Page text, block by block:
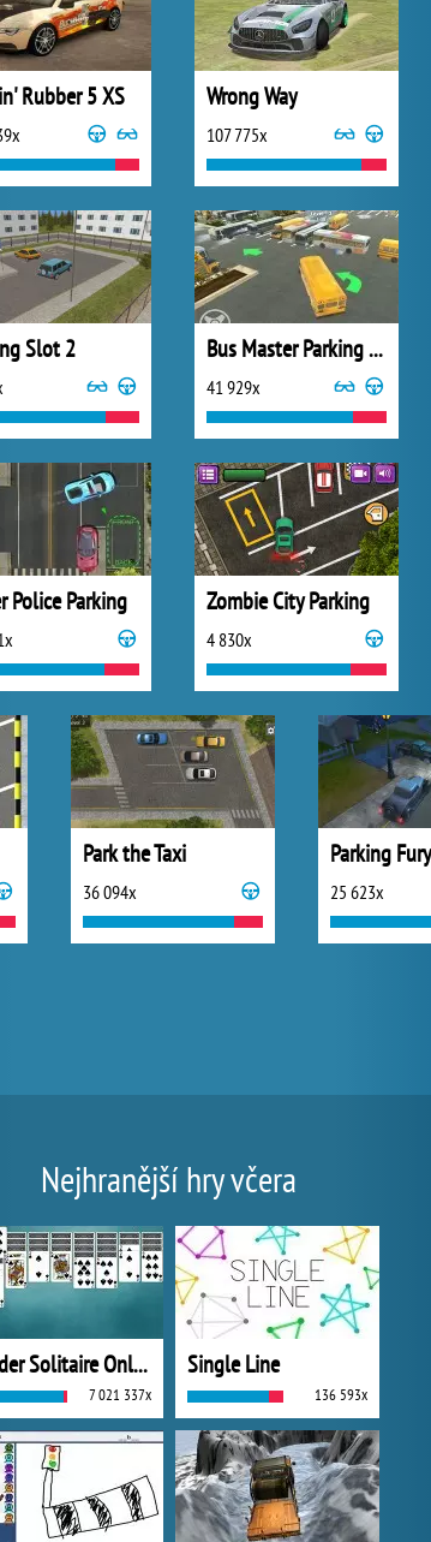
Rubber 5 XS Wrong Way
107 775x
Slot 2 Bus Master Parking 3D
41 929x
Police Parking Zombie City Parking
4 830x
Park the Taxi
36 094x 25 623x
Nejhranější hry včera
Spider Solitaire Online
7 021 337x
Single Line
136 593x